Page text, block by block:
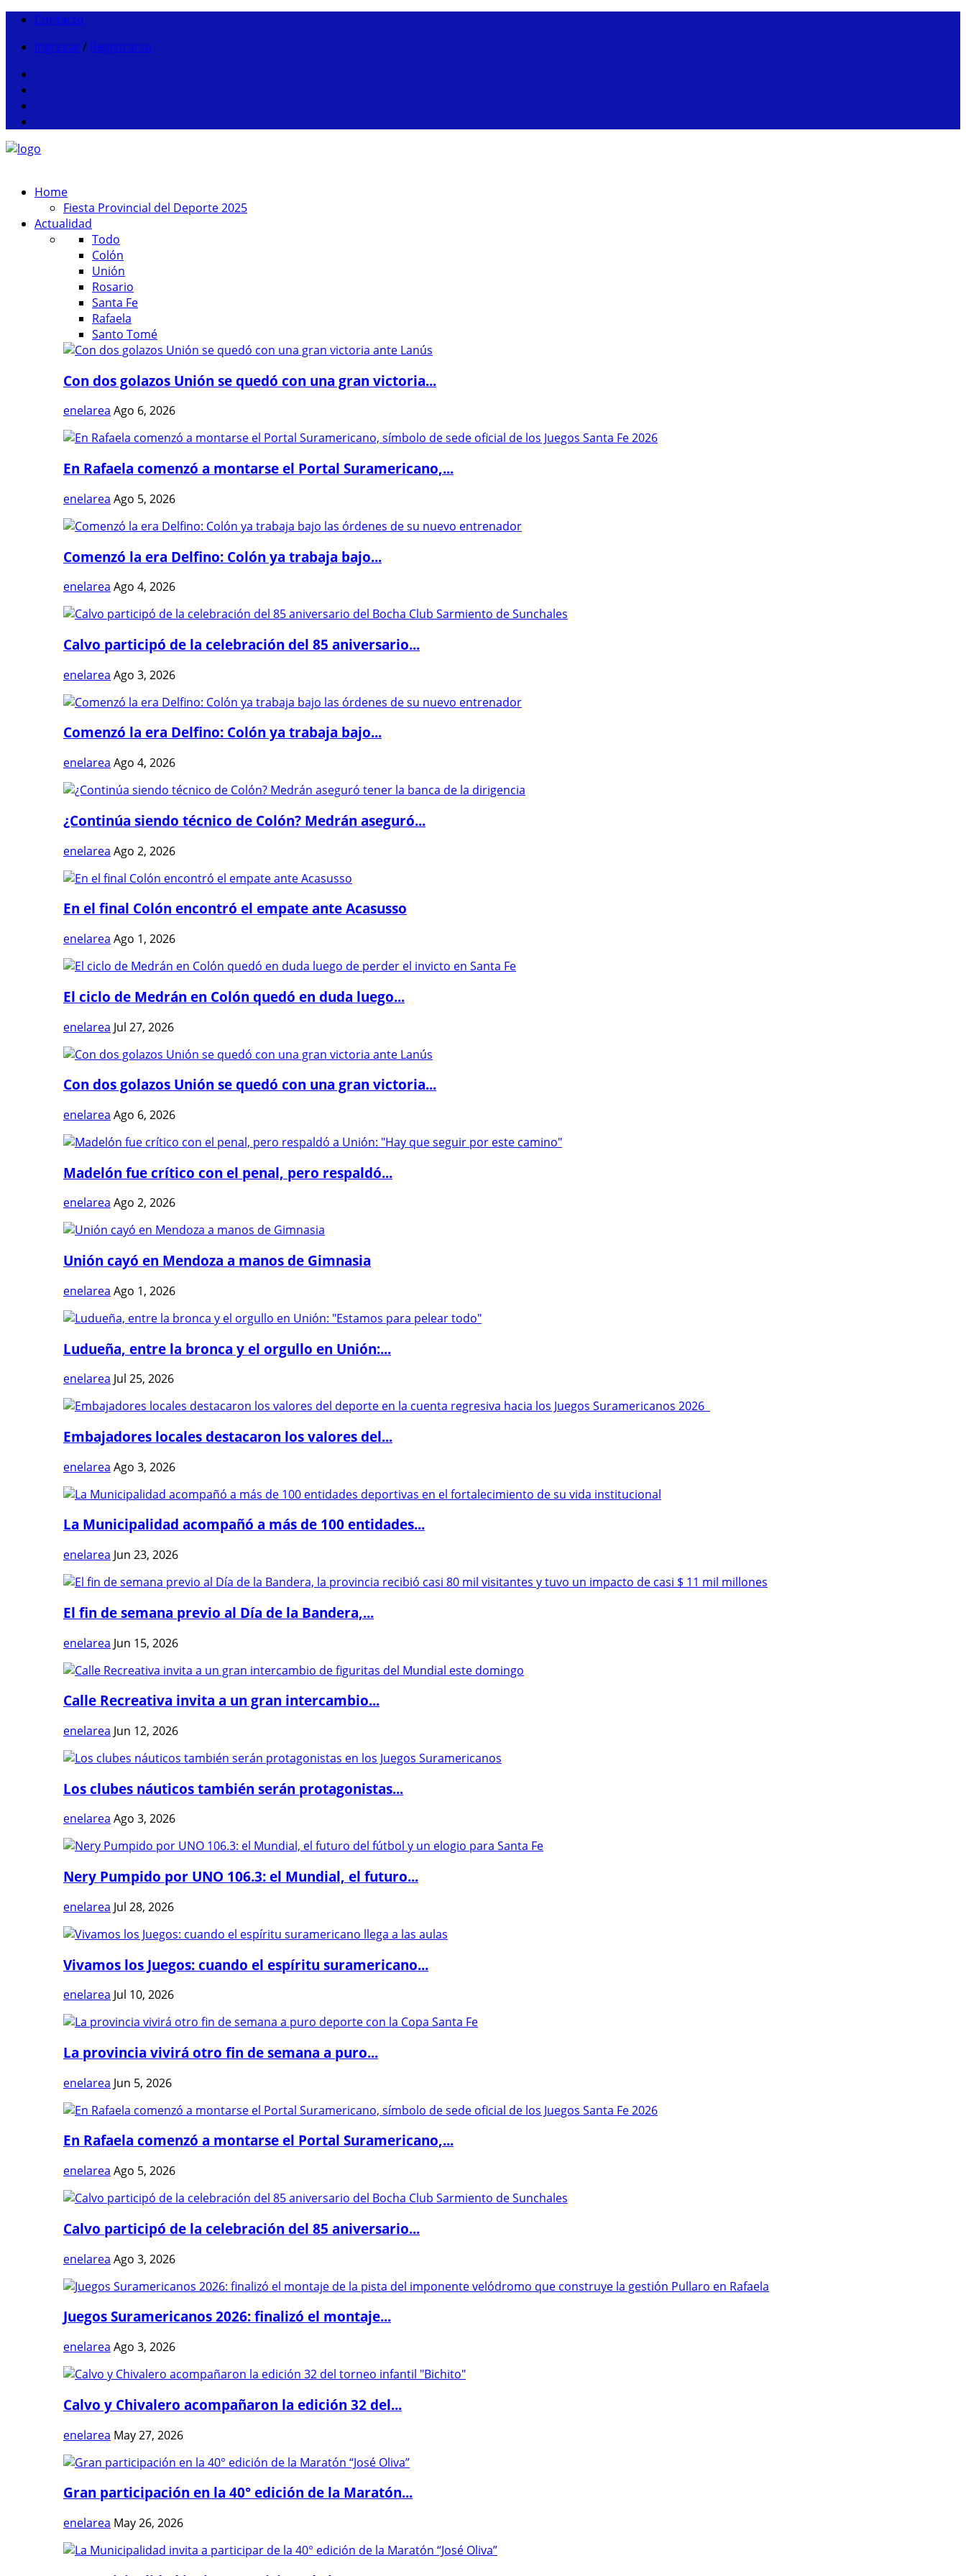
Contacto
Ingresar / Registrarse
Home
Fiesta Provincial del Deporte 2025
Actualidad
Todo
Colón
Unión
Rosario
Santa Fe
Rafaela
Santo Tomé
Con dos golazos Unión se quedó con una gran victoria...
enelarea Ago 6, 2026
En Rafaela comenzó a montarse el Portal Suramericano,...
enelarea Ago 5, 2026
Comenzó la era Delfino: Colón ya trabaja bajo...
enelarea Ago 4, 2026
Calvo participó de la celebración del 85 aniversario...
enelarea Ago 3, 2026
Comenzó la era Delfino: Colón ya trabaja bajo...
enelarea Ago 4, 2026
¿Continúa siendo técnico de Colón? Medrán aseguró...
enelarea Ago 2, 2026
En el final Colón encontró el empate ante Acasusso
enelarea Ago 1, 2026
El ciclo de Medrán en Colón quedó en duda luego...
enelarea Jul 27, 2026
Con dos golazos Unión se quedó con una gran victoria...
enelarea Ago 6, 2026
Madelón fue crítico con el penal, pero respaldó...
enelarea Ago 2, 2026
Unión cayó en Mendoza a manos de Gimnasia
enelarea Ago 1, 2026
Ludueña, entre la bronca y el orgullo en Unión:...
enelarea Jul 25, 2026
Embajadores locales destacaron los valores del...
enelarea Ago 3, 2026
La Municipalidad acompañó a más de 100 entidades...
enelarea Jun 23, 2026
El fin de semana previo al Día de la Bandera,...
enelarea Jun 15, 2026
Calle Recreativa invita a un gran intercambio...
enelarea Jun 12, 2026
Los clubes náuticos también serán protagonistas...
enelarea Ago 3, 2026
Nery Pumpido por UNO 106.3: el Mundial, el futuro...
enelarea Jul 28, 2026
Vivamos los Juegos: cuando el espíritu suramericano...
enelarea Jul 10, 2026
La provincia vivirá otro fin de semana a puro...
enelarea Jun 5, 2026
En Rafaela comenzó a montarse el Portal Suramericano,...
enelarea Ago 5, 2026
Calvo participó de la celebración del 85 aniversario...
enelarea Ago 3, 2026
Juegos Suramericanos 2026: finalizó el montaje...
enelarea Ago 3, 2026
Calvo y Chivalero acompañaron la edición 32 del...
enelarea May 27, 2026
Gran participación en la 40° edición de la Maratón...
enelarea May 26, 2026